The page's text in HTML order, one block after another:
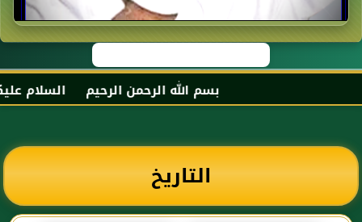
بسم الله الرحمن الرحيم السلام
التاريخ